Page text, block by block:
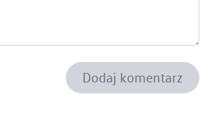
Dodaj komentarz